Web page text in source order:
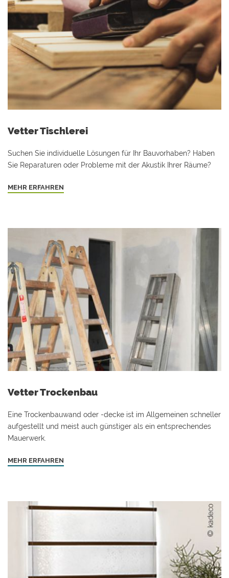
Vetter Tischlerei
Suchen Sie individuelle Lösungen für Ihr Bauvorhaben? Haben
Sie Reparaturen oder Probleme mit der Akustik Ihrer Räume?
MEHR ERFAHREN
Vetter Trockenbau
Eine Trockenbauwand oder -decke ist im Allgemeinen schneller
aufgestellt und meist auch günstiger als ein entsprechendes
Mauerwerk.
MEHR ERFAHREN